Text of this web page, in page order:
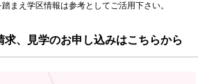
まえ学区情報は参考としてご活用下さい。
求、見学のお申し込みはこちらから